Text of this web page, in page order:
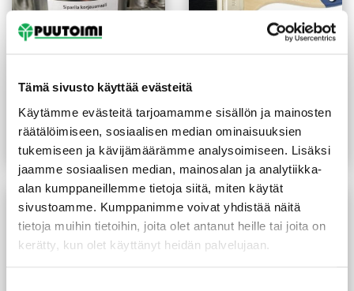
Tämä sivusto käyttää evästeitä
Käytämme evästeitä tarjoamamme sisällön ja mainosten
räätälöimiseen, sosiaalisen median ominaisuuksien
tukemiseen ja kävijämäärämme analysoimiseen. Lisäksi
jaamme sosiaalisen median, mainosalan ja analytiikka-
alan kumppaneillemme tietoja siitä, miten käytät
sivustoamme. Kumppanimme voivat yhdistää näitä
tietoja muihin tietoihin, joita olet antanut heille tai joita on
kerätty, kun olet käyttänyt heidän palvelujaan.
Siparila korjausmaali 0,5 l
silver
39,00€ /prk
Lue lisää
Sivellin lakka-maali 25 mm
musta
6,70 /kpl
Lue lisää